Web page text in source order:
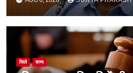
जिले राज्य